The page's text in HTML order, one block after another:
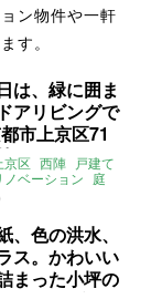
ン物件や一軒
す。
は、緑に囲ま
アリビングで
市上京区71
)
京区 西陣 戸建て
ノベーション 庭
暖房
、色の洪水、
ス。かわいい
まった小坪の